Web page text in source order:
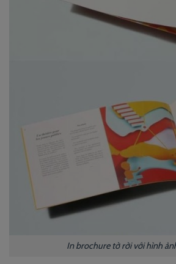
In brochure tờ rời với hình